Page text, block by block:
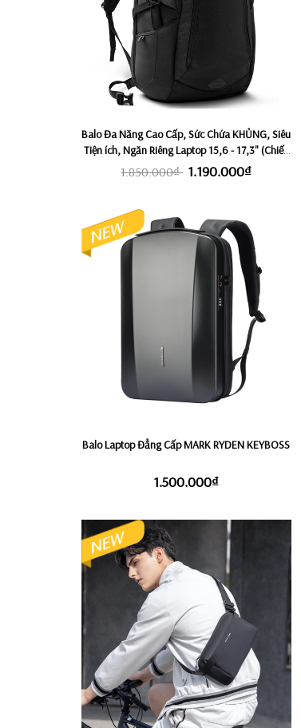
Balo Đa Năng Cao Cấp, Sức Chứa KHỦNG, Siêu
Tiện ích, Ngăn Riêng Laptop 15,6 - 17,3" (Chiến
Binh Bất Bại, Trên Mọi Hành Trình) ROKIN
1.850.000₫ 1.190.000₫
Balo Laptop Đẳng Cấp MARK RYDEN KEYBOSS
1.500.000₫